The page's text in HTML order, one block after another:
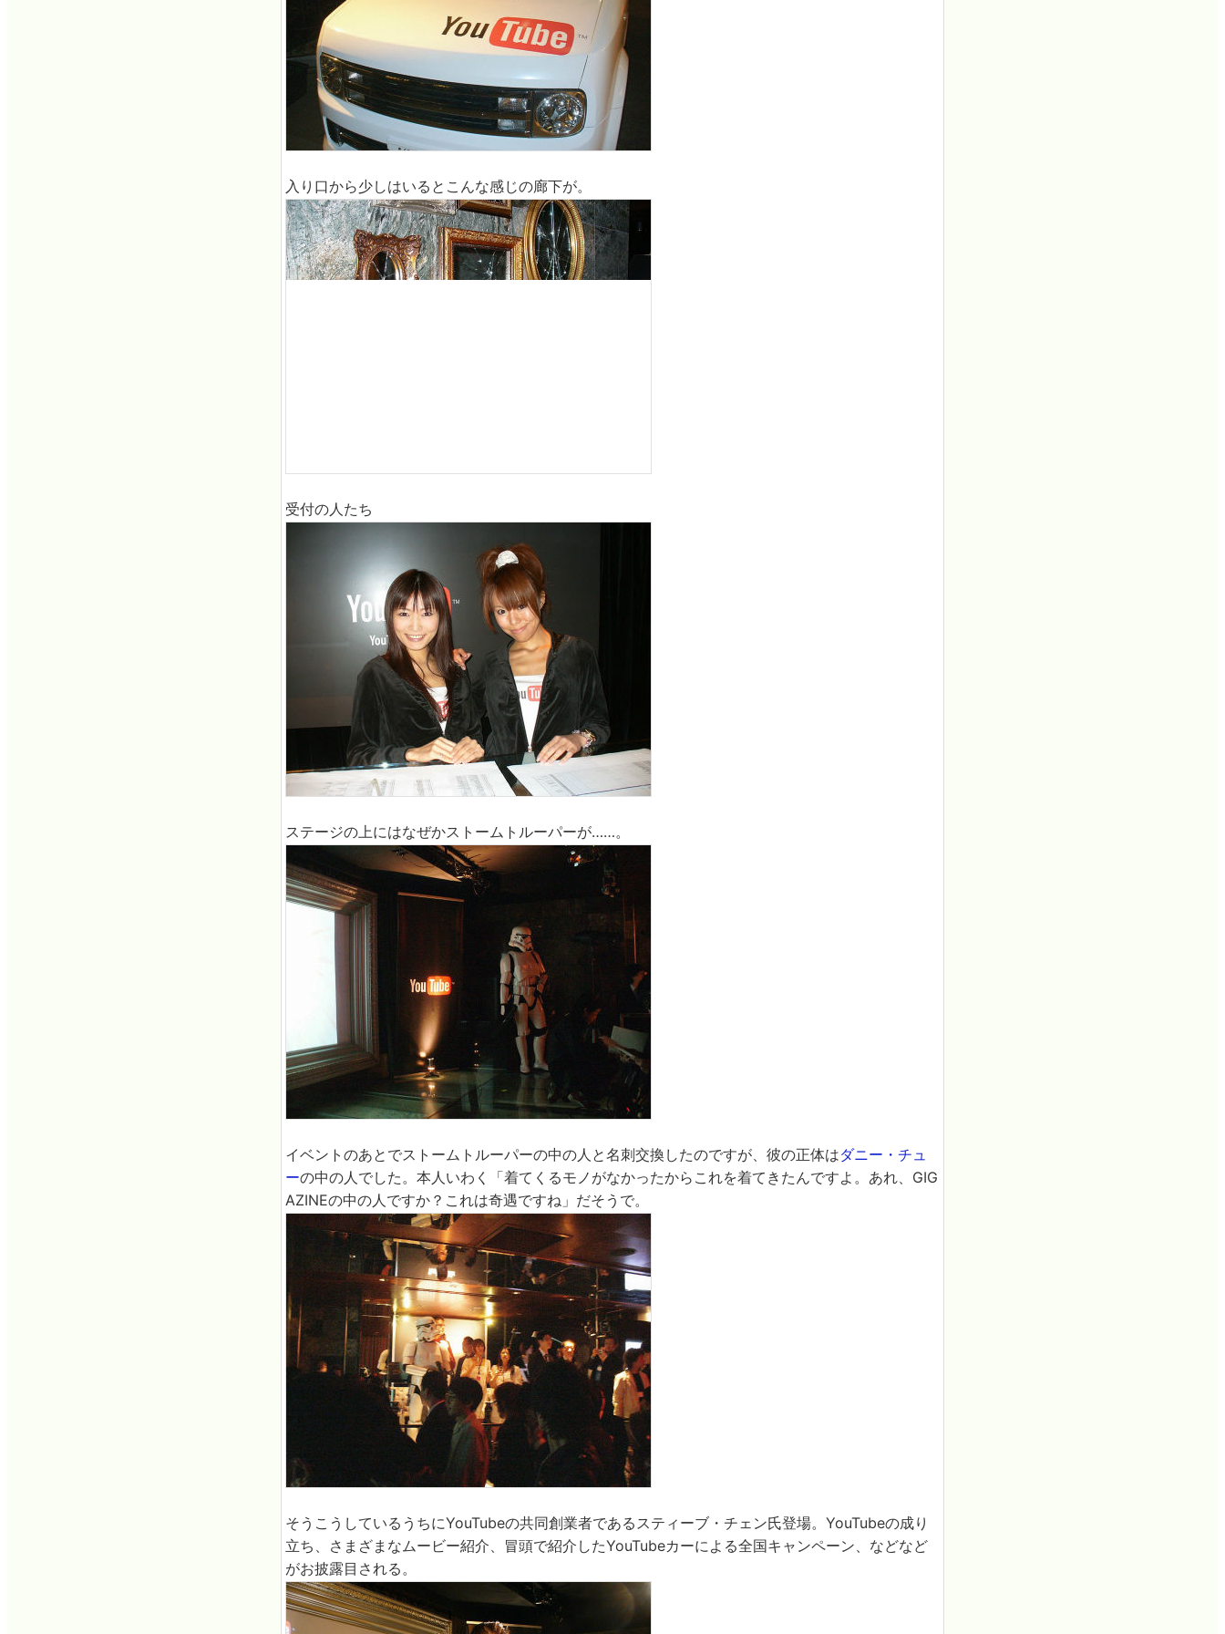
入り口から少しはいるとこんな感じの廊下が。
受付の人たち
ステージの上にはなぜかストームトルーパーが……。
イベントのあとでストームトルーパーの中の人と名刺交換したのですが、彼の正体はダニー・チュ
ーの中の人でした。本人いわく「着てくるモノがなかったからこれを着てきたんですよ。あれ、GIG
AZINEの中の人ですか？これは奇遇ですね」だそうで。
そうこうしているうちにYouTubeの共同創業者であるスティーブ・チェン氏登場。YouTubeの成り
立ち、さまざまなムービー紹介、冒頭で紹介したYouTubeカーによる全国キャンペーン、などなど
がお披露目される。